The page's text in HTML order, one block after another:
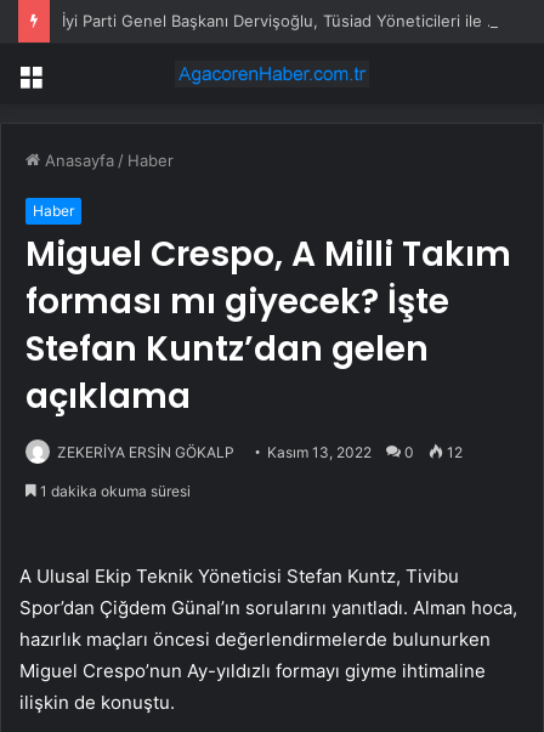
İyi Parti Genel Başkanı Dervişoğlu, Tüsiad Yöneticileri ile Bir Araya Geldi
Menü
Anasayfa / Haber
Haber
Miguel Crespo, A Milli Takım
forması mı giyecek? İşte
Stefan Kuntz’dan gelen
açıklama
ZEKERİYA ERSİN GÖKALP Kasım 13, 2022 0 12
1 dakika okuma süresi
A Ulusal Ekip Teknik Yöneticisi Stefan Kuntz, Tivibu
Spor’dan Çiğdem Günal’ın sorularını yanıtladı. Alman hoca,
hazırlık maçları öncesi değerlendirmelerde bulunurken
Miguel Crespo’nun Ay-yıldızlı formayı giyme ihtimaline
ilişkin de konuştu.